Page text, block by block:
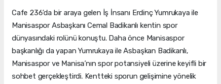
Cafe 236’da bir araya gelen İş İnsanı Erdinç Yumrukaya ile
Manisaspor Asbaşkanı Cemal Badikanlı kentin spor
dünyasındaki rolünü konuştu. Daha önce Manisaspor
başkanlığı da yapan Yumrukaya ile Asbaşkan Badikanlı,
Manisaspor ve Manisa’nın spor potansiyeli üzerine keyifli bir
sohbet gerçekleştirdi. Kentteki sporun gelişimine yönelik